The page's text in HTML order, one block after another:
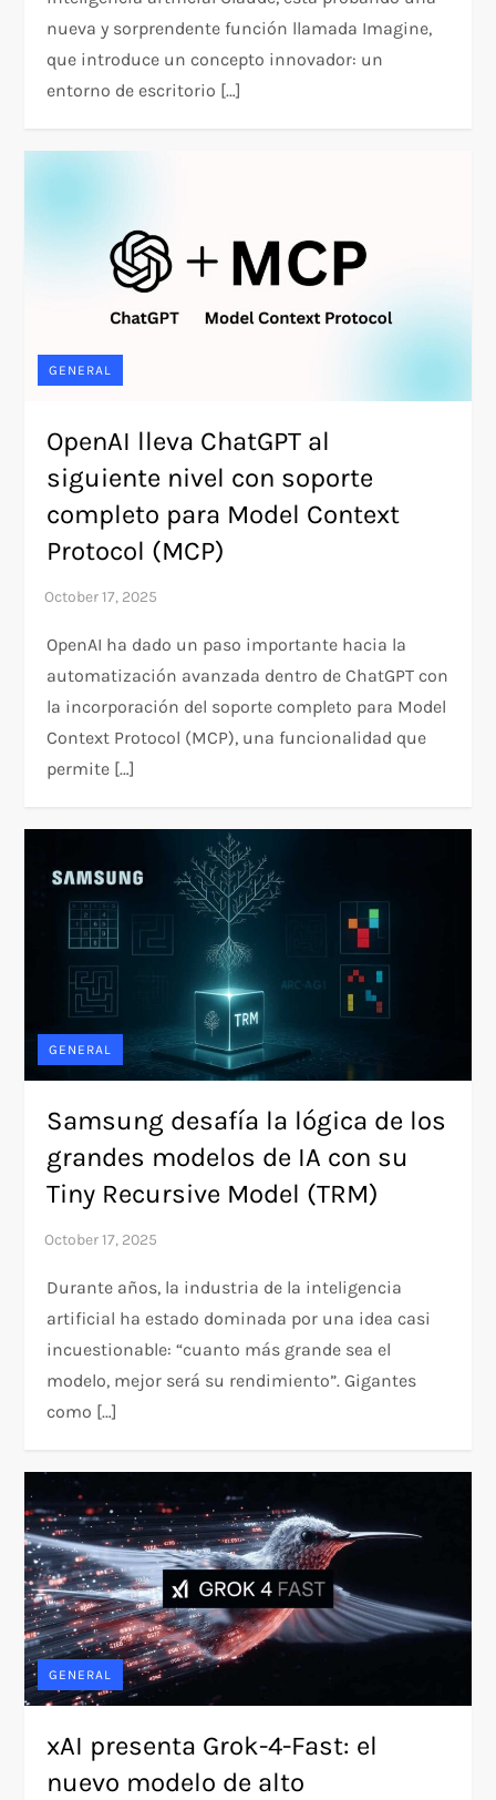
nueva y sorprendente función llamada Imagine,
que introduce un concepto innovador: un
entorno de escritorio […]
GENERAL
OpenAI lleva ChatGPT al
siguiente nivel con soporte
completo para Model Context
Protocol (MCP)
OpenAI ha dado un paso importante hacia la
automatización avanzada dentro de ChatGPT con
la incorporación del soporte completo para Model
Context Protocol (MCP), una funcionalidad que
permite […]
GENERAL
Samsung desafía la lógica de los
grandes modelos de IA con su
Tiny Recursive Model (TRM)
Durante años, la industria de la inteligencia
artificial ha estado dominada por una idea casi
incuestionable: “cuanto más grande sea el
modelo, mejor será su rendimiento”. Gigantes
como […]
GENERAL
xAI presenta Grok-4-Fast: el
nuevo modelo de alto